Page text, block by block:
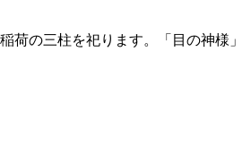
荷の三柱を祀ります。「目の神様」